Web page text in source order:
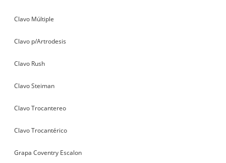
Clavo Múltiple
Clavo p/Artrodesis
Clavo Rush
Clavo Steiman
Clavo Trocantereo
Clavo Trocantérico
Grapa Coventry Escalon